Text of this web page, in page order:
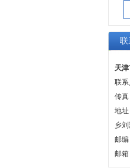
联
天
联
传
地
乡
邮
邮箱